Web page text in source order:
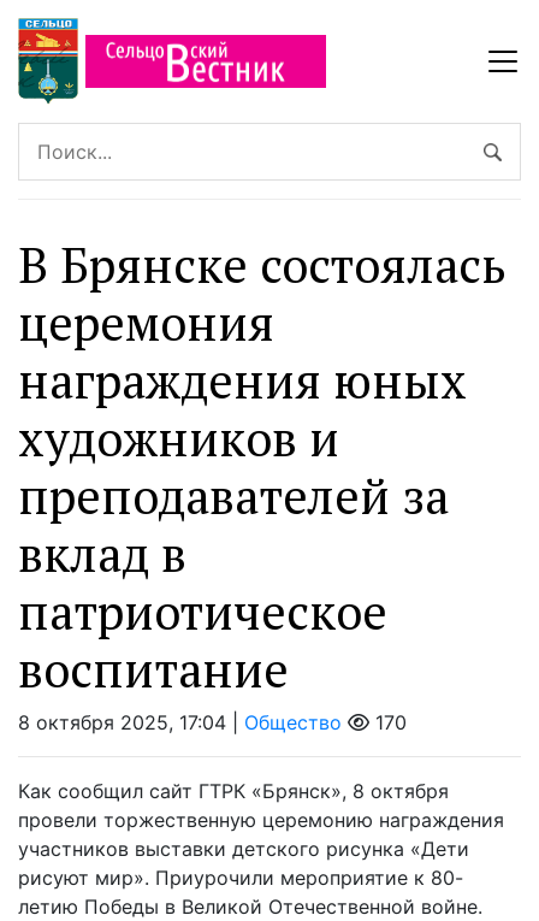
В Брянске состоялась
церемония
награждения юных
художников и
преподавателей за
вклад в
патриотическое
воспитание
8 октября 2025, 17:04 | Общество 170
Как сообщил сайт ГТРК «Брянск», 8 октября
провели торжественную церемонию награждения
участников выставки детского рисунка «Дети
рисуют мир». Приурочили мероприятие к 80-
летию Победы в Великой Отечественной войне.